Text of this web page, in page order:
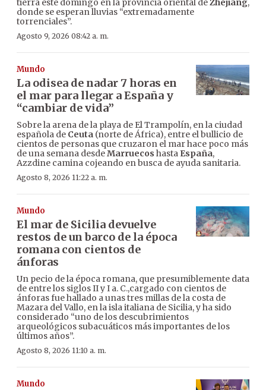
tierra este domingo en la provincia oriental deZhejiang,
donde se esperan lluvias “extremadamente
torrenciales”.
Agosto 9, 2026 08:42 a. m.
Mundo
La odisea de nadar 7 horas en
el mar para llegar a España y
“cambiar de vida”
Sobre la arena de la playa de El Trampolín, en la ciudad
española de Ceuta (norte de África), entre el bullicio de
cientos de personas que cruzaron el mar hace poco más
de una semana desdeMarruecos hasta España,
Azzdine camina cojeando en busca de ayuda sanitaria.
Agosto 8, 2026 11:22 a. m.
Mundo
El mar de Sicilia devuelve
restos de un barco de la época
romana con cientos de
ánforas
Un pecio de la época romana, que presumiblemente data
de entre los siglos II y I a. C.,cargado con cientos de
ánforas fue hallado a unas tres millas de la costa de
Mazara del Vallo, en la isla italiana de Sicilia, y ha sido
considerado “uno de los descubrimientos
arqueológicos subacuáticos más importantes de los
últimos años”.
Agosto 8, 2026 11:10 a. m.
Mundo